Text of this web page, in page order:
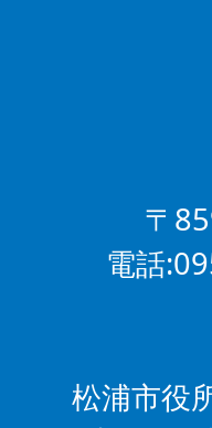
〒
電話
松浦市役